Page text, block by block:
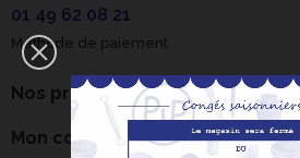
01 49 62 08 21
Méthode de paiement
Nos produits
Mon compte